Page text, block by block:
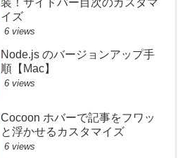
イズ
6 views
Node.js のバージョンアップ手
順【Mac】
6 views
Cocoon ホバーで記事をフワッ
と浮かせるカスタマイズ
6 views